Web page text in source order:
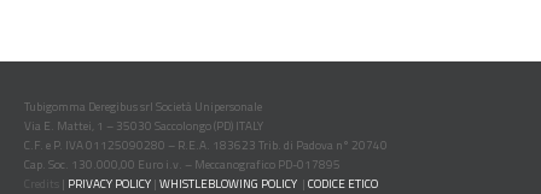
Tubigomma Deregibus srl Società Unipersonale
Via E. Mattei, 1 – 35030 Saccolongo (PD) ITALY
C.F. e P. IVA 01125090280 – R.E.A. 183623 Trib. di Padova n° 20740
Cap. Soc. 130.000,00 Euro i.v. – Meccanografico PD-017895
Credits | PRIVACY POLICY | WHISTLEBLOWING POLICY | CODICE ETICO